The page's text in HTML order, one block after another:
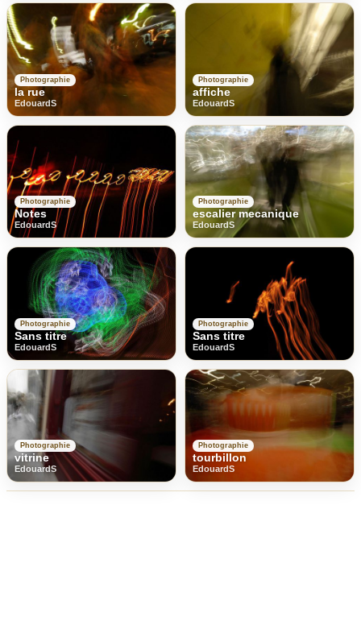
Photographie
la rue
EdouardS
Photographie
affiche
EdouardS
Photographie
Notes
EdouardS
Photographie
escalier mecanique
EdouardS
Photographie
Sans titre
EdouardS
Photographie
Sans titre
EdouardS
Photographie
vitrine
EdouardS
Photographie
tourbillon
EdouardS